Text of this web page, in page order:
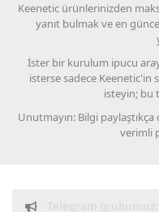
Keenetic ürünlerinizden
yanıt bulmak ve en
İster bir kurulum ipucu
isterse sadece Keenetic'in
isteyin; bu
Unutmayın: Bilgi
verimli